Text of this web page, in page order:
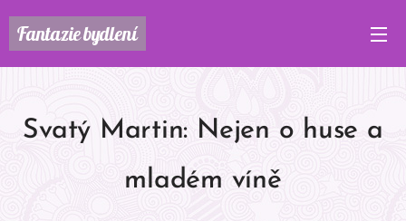
Fantaziebydlení
Svatý Martin: Nejen o huse a
mladém víně